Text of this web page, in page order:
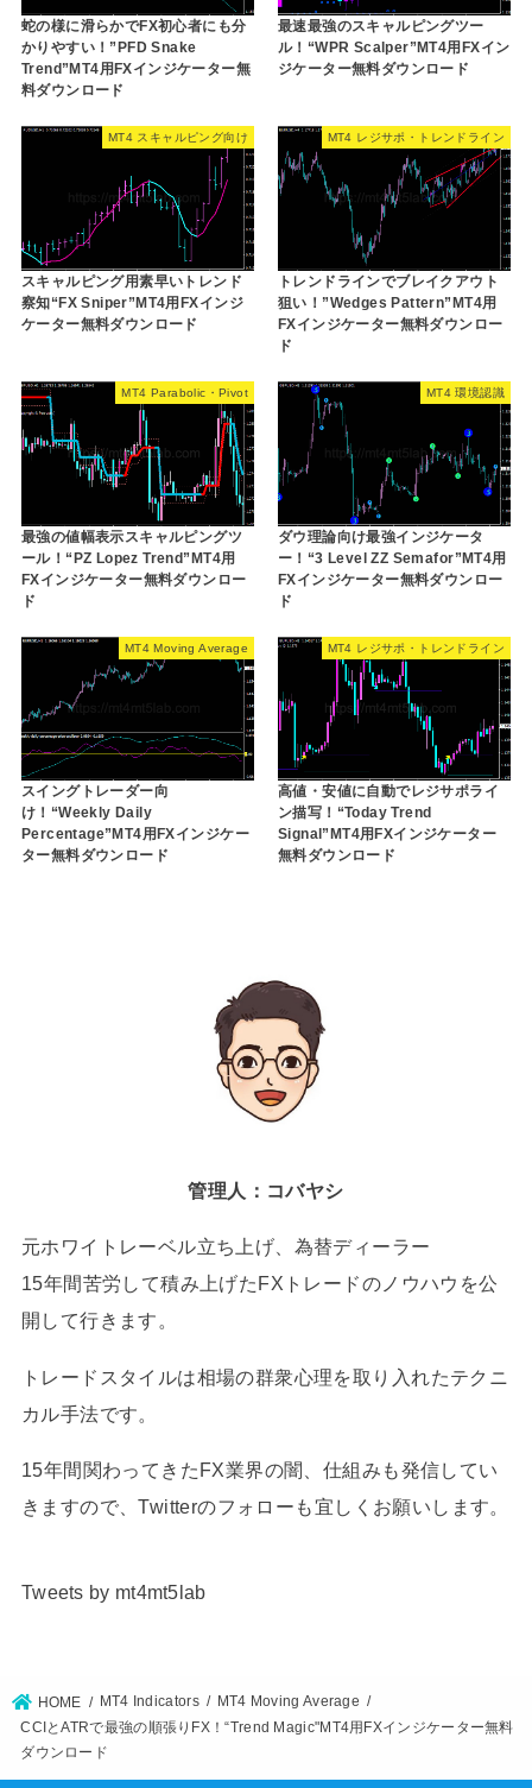
蛇の様に滑らかでFX初心者にも分
かりやすい！”PFD Snake
Trend”MT4用FXインジケーター無
料ダウンロード
最速最強のスキャルピングツー
ル！“WPR Scalper”MT4用FXイン
ジケーター無料ダウンロード
MT4 スキャルピング向け
スキャルピング用素早いトレンド
察知“FX Sniper”MT4用FXインジ
ケーター無料ダウンロード
MT4 レジサポ・トレンドライン
トレンドラインでブレイクアウト
狙い！”Wedges Pattern”MT4用
FXインジケーター無料ダウンロー
ド
MT4 Parabolic・Pivot
最強の値幅表示スキャルピングツ
ール！“PZ Lopez Trend”MT4用
FXインジケーター無料ダウンロー
ド
MT4 環境認識
ダウ理論向け最強インジケータ
ー！“3 Level ZZ Semafor”MT4用
FXインジケーター無料ダウンロー
ド
MT4 Moving Average
スイングトレーダー向
け！“Weekly Daily
Percentage”MT4用FXインジケー
ター無料ダウンロード
MT4 レジサポ・トレンドライン
高値・安値に自動でレジサポライ
ン描写！“Today Trend
Signal”MT4用FXインジケーター
無料ダウンロード
管理人：コバヤシ
元ホワイトレーベル立ち上げ、為替ディーラー
15年間苦労して積み上げたFXトレードのノウハウを公
開して行きます。
トレードスタイルは相場の群衆心理を取り入れたテクニ
カル手法です。
15年間関わってきたFX業界の闇、仕組みも発信してい
きますので、Twitterのフォローも宜しくお願いします。
Tweets by mt4mt5lab
HOME MT4 Indicators
MT4 Moving Average
CCIとATRで最強の順張りFX！“Trend Magic"MT4用FXインジケーター無料
ダウンロード